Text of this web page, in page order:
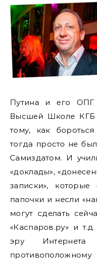
Путина и его ОПГ
Высшей Школе КГБ
тому, как
тогда просто не
Самиздатом. И
«доклады»,
записки»,
папочки и несли
могут сделать
«Каспаров.ру» и
эру